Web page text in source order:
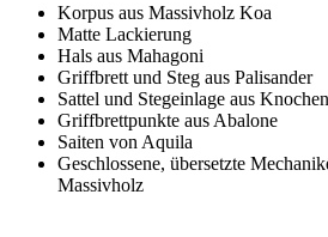
Korpus aus Massivholz Koa
Matte Lackierung
Hals aus Mahagoni
Griffbrett und Steg aus Palisander
Sattel und Stegeinlage aus Knochen
Griffbrettpunkte aus Abalone
Saiten von Aquila
Geschlossene, übersetzte
Massivholz